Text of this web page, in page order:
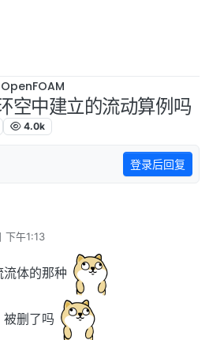
OpenFOAM
空中建立的流动算例吗
4.0k
登录后回复
下午1:13
体的那种
被删了吗